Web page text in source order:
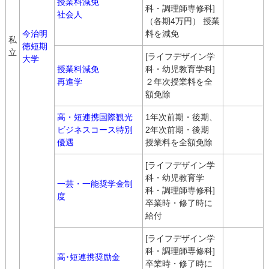
私
立
今治明
徳短期
大学
社会人
科・調理師専修科]
（各期4万円） 授業
料を減免
授業料減免
再進学
[ライフデザイン学
科・幼児教育学科]
２年次授業料を全
額免除
高・短連携国際観光
ビジネスコース特別
優遇
1年次前期・後期、
2年次前期・後期
授業料を全額免除
一芸・一能奨学金制
度
[ライフデザイン学
科・幼児教育学
科・調理師専修科]
卒業時・修了時に
給付
高･短連携奨励金
[ライフデザイン学
科・調理師専修科]
卒業時・修了時に